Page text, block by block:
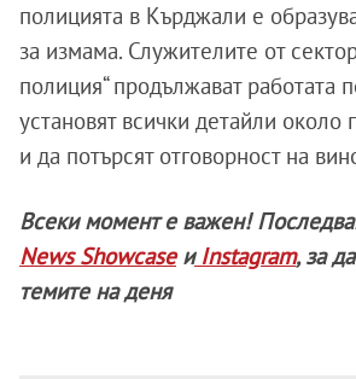
полицията в Кърджали е
за измама. Служителите от
полиция“ продължават работата
установят всички детайли около
и да потърсят отговорност на
Всеки момент е важен!
News ShowcaseиInstagram, за
темите на деня